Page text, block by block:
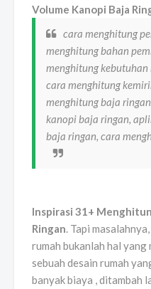
Volume Kanopi Baja
cara menghitung
menghitung bahan
menghitung
cara menghitung
menghitung baja
kanopi baja ringan,
baja ringan, cara
Inspirasi 31+
Ringan. Tapi
rumah bukanlah hal yang
sebuah desain rumah
banyak biaya , ditambah